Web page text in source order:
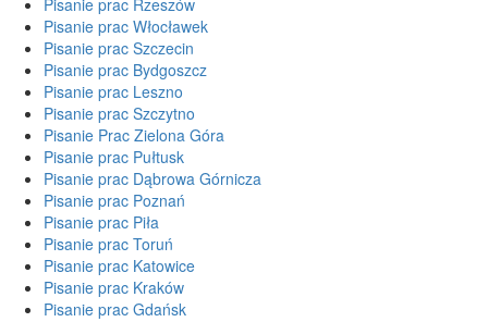
Pisanie prac Rzeszów
Pisanie prac Włocławek
Pisanie prac Szczecin
Pisanie prac Bydgoszcz
Pisanie prac Leszno
Pisanie prac Szczytno
Pisanie Prac Zielona Góra
Pisanie prac Pułtusk
Pisanie prac Dąbrowa Górnicza
Pisanie prac Poznań
Pisanie prac Piła
Pisanie prac Toruń
Pisanie prac Katowice
Pisanie prac Kraków
Pisanie prac Gdańsk